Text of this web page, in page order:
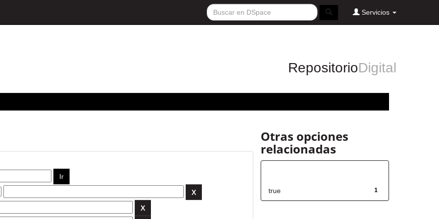
Servicios
RepositorioDigital
Otras opciones
relacionadas
1
true